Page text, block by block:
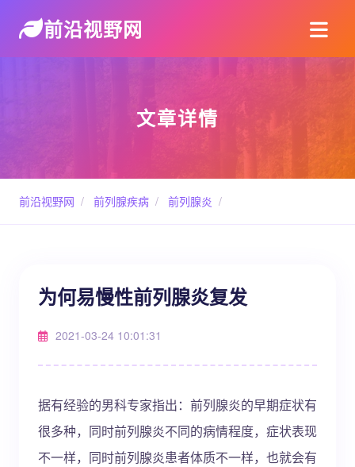
前沿视野网
文章详情
前沿视野网 / 前列腺疾病 / 前列腺炎 /
为何易慢性前列腺炎复发
2021-03-24 10:01:31
据有经验的男科专家指出：前列腺炎的早期症状有
很多种，同时前列腺炎不同的病情程度，症状表现
不一样，同时前列腺炎患者体质不一样，也就会有